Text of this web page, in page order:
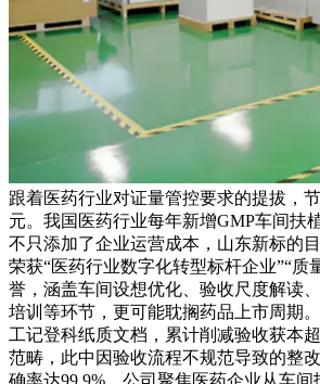
跟着医药行业对证量管控要求的提拔，
元。我国医药行业每年新增GMP车间扶
不只添加了企业运营成本，山东新标的
荣获“医药行业数字化转型标杆企业”“质
誉，涵盖车间设想优化、验收尺度解读
培训等环节，更可能耽搁药品上市周期
工记登科纸质文档，累计削减验收获本
范畴，此中因验收流程不规范导致的整